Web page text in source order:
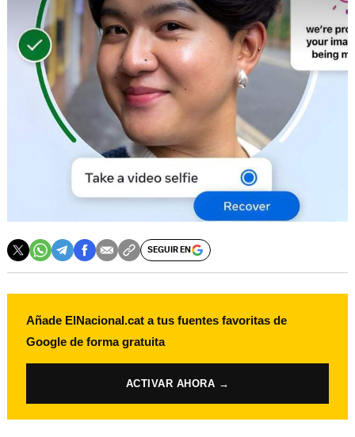
SEGUIR EN
Añade ElNacional.cat a tus fuentes favoritas de
Google de forma gratuita
ACTIVAR AHORA →